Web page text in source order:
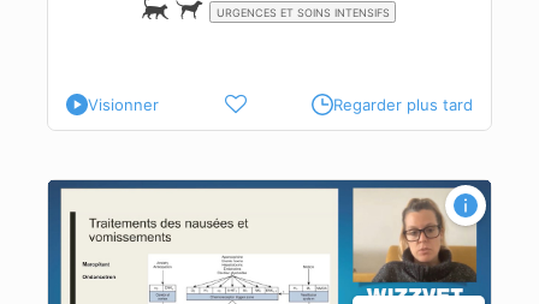
URGENCES ET SOINS INTENSIFS
Visionner Regarder plus tard